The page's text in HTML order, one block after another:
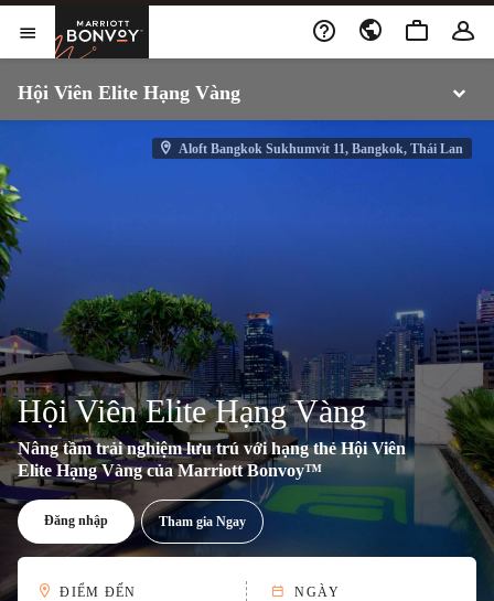
Chuyển đến Nội dung
Mở menu
Marriott BonvoyMở cửa sổ mới
Mở menu
Hội Viên Elite Hạng Vàng
Hội Viên Elite Hạng Vàng
Nâng tầm trải nghiệm lưu trú với hạng thẻ Hội Viên
Elite Hạng Vàng của Marriott Bonvoy™
Đăng nhập Tham gia Ngay
Aloft Bangkok Sukhumvit 11, Bangkok, Thái Lan
ĐIỂM ĐẾN NGÀY